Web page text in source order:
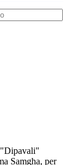
"Dipavali"
Samgha, per